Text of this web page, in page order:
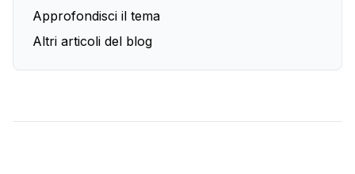
Approfondisci il tema
Altri articoli del blog